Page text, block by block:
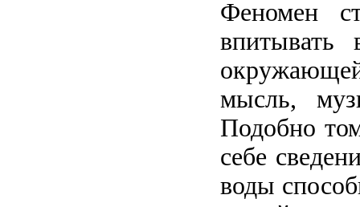
Феномен
впитывать
мысль,
Подобно
себе
воды